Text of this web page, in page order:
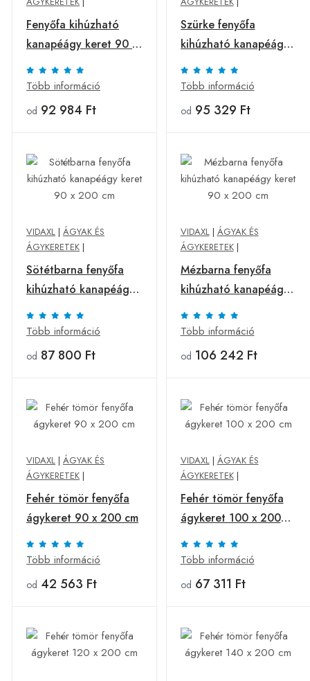
Fenyőfa kihúzható
kanapéágy keret 90 x
200 cm
Több információ
od 92 984 Ft
Szürke fenyőfa
kihúzható kanapéágy
keret 90 x 200 cm
Több információ
od 95 329 Ft
VIDAXL | ÁGYAK ÉS
ÁGYKERETEK |
Sötétbarna fenyőfa
kihúzható kanapéágy
keret 90 x 200 cm
Több információ
od 87 800 Ft
VIDAXL| ÁGYAK ÉS
ÁGYKERETEK|
Mézbarna fenyőfa
kihúzható kanapéágy
keret 90 x 200 cm
Több információ
od 106 242 Ft
VIDAXL | ÁGYAK ÉS
ÁGYKERETEK |
Fehér tömör fenyőfa
ágykeret 90 x 200 cm
Több információ
od 42 563 Ft
VIDAXL| ÁGYAK ÉS
ÁGYKERETEK|
Fehér tömör fenyőfa
ágykeret 100 x 200
cm
Több információ
od 67 311 Ft